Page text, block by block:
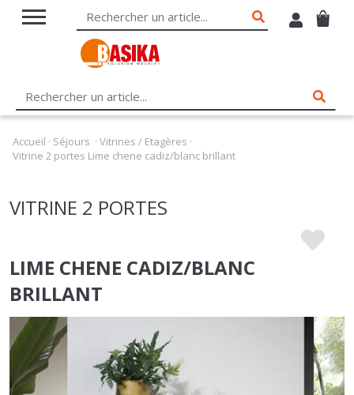
Accueil·Séjours·Vitrines / Etagères·
Vitrine 2 portes Lime chene cadiz/blanc brillant
BRILLANT